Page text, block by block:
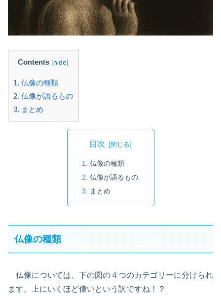
Contents [hide]
1. 仏像の種類
2. 仏像が語るもの
3. まとめ
目次
仏像の種類
仏像が語るもの
まとめ
仏像の種類
仏像については、下の図の４つのカテゴリーに分けられ
ます。上にいくほど偉いという訳ですね！？